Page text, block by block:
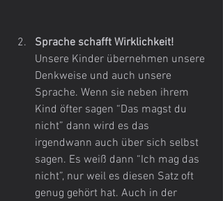
Sprache schafft Wirklichkeit!
Unsere Kinder übernehmen unsere
Denkweise und auch unsere
Sprache. Wenn sie neben ihrem
Kind öfter sagen “Das magst du
nicht” dann wird es das
irgendwann auch über sich selbst
sagen. Es weiß dann “Ich mag das
nicht”, nur weil es diesen Satz oft
genug gehört hat. Auch in der